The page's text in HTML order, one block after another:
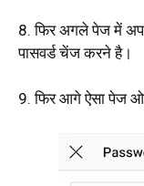
8. फिर अगले पेज में
पासवर्ड चेंज करने है।
9. फिर आगे ऐसा पेज